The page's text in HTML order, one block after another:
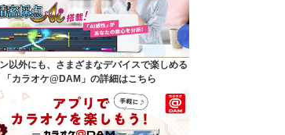
＠DAM
検索
ーン
くあるご質問
以外にも、さまざまなデバイスで楽しめる
「カラオケ@DAM」の詳細はこちら